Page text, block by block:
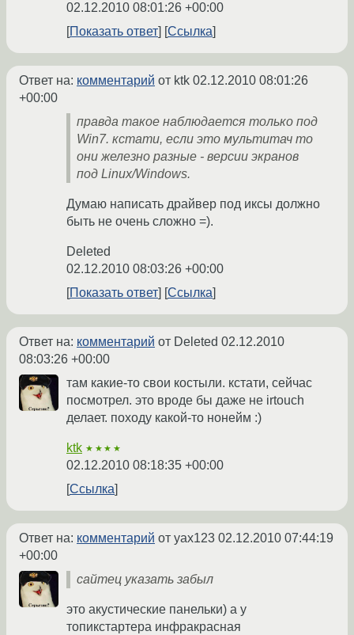
02.12.2010 08:01:26 +00:00
Показать ответ
Ссылка
Ответ на: комментарий от ktk 02.12.2010 08:01:26
+00:00
правда такое наблюдается только под
Win7. кстати, если это мультитач то
они железно разные - версии экранов
под Linux/Windows.
Думаю написать драйвер под иксы должно
быть не очень сложно =).
Deleted
02.12.2010 08:03:26 +00:00
Показать ответ
Ссылка
Ответ на: комментарий от Deleted 02.12.2010
08:03:26 +00:00
там какие-то свои костыли. кстати, сейчас
посмотрел. это вроде бы даже не irtouch
делает. походу какой-то нонейм :)
ktk ★★★★
02.12.2010 08:18:35 +00:00
Ссылка
Ответ на: комментарий от yax123 02.12.2010 07:44:19
+00:00
сайтец указать забыл
это акустические панельки) а у
топикстартера инфракрасная